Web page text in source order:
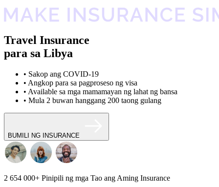
Travel Insurance
para sa Libya
• Sakop ang COVID-19
• Angkop para sa pagproseso ng visa
• Available sa mga mamamayan ng lahat ng bansa
• Mula 2 buwan hanggang 200 taong gulang
BUMILI NG INSURANCE
2 654 000+ Pinipili ng mga Tao ang Aming Insurance